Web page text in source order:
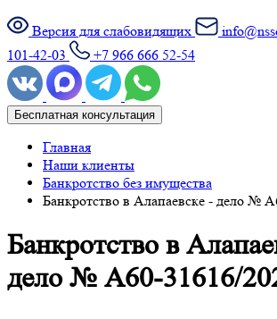
Версия для слабовидящих
101-42-03
+7 966 666 52-54
Бесплатная консультация
Главная
Наши клиенты
Банкротство без имущества
Банкротство в Алапаевске - дело №
Банкротство в
дело № А60-31616/